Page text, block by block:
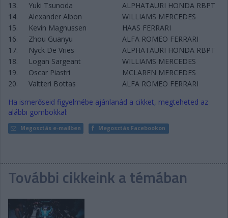
13.
Yuki Tsunoda
ALPHATAURI HONDA RBPT
14.
Alexander Albon
WILLIAMS MERCEDES
15.
Kevin Magnussen
HAAS FERRARI
16.
Zhou Guanyu
ALFA ROMEO FERRARI
17.
Nyck De Vries
ALPHATAURI HONDA RBPT
18.
Logan Sargeant
WILLIAMS MERCEDES
19.
Oscar Piastri
MCLAREN MERCEDES
20.
Valtteri Bottas
ALFA ROMEO FERRARI
Ha ismerőseid figyelmébe ajánlanád a cikket, megteheted az
alábbi gombokkal:
Megosztás e-mailben Megosztás Facebookon
További cikkeink a témában